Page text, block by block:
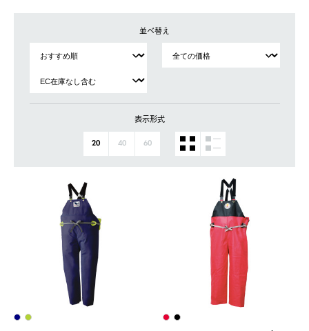
並べ替え
表示形式
20 40 60